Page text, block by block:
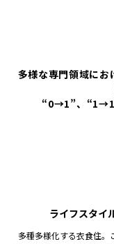
多様な専門領域に
“0→1”、
ライフスタイ
多種多様化する衣食住。